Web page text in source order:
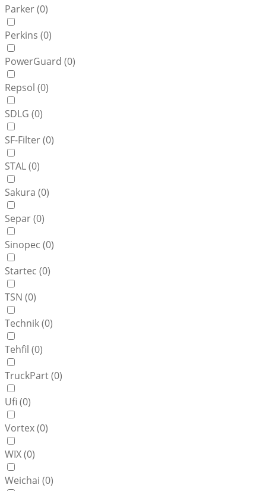
Parker (0)
Perkins (0)
PowerGuard (0)
Repsol (0)
SDLG (0)
SF-Filter (0)
STAL (0)
Sakura (0)
Separ (0)
Sinopec (0)
Startec (0)
TSN (0)
Technik (0)
Tehfil (0)
TruckPart (0)
Ufi (0)
Vortex (0)
WIX (0)
Weichai (0)